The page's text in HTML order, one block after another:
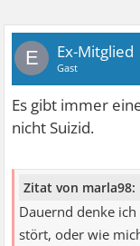
E Ex-Mitglied
Gast
Es gibt immer
nicht Suizid.
Zitat von marla98:
Dauernd denke
stört, oder wie